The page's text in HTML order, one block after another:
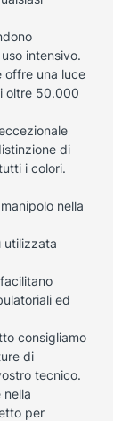
intensivo.
offre una luce
oltre 50.000
di
i colori.
nella
utilizzata
ed
consigliamo
di
tecnico.
nella
per